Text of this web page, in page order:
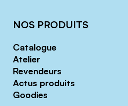
NOS PRODUITS
Catalogue
Atelier
Revendeurs
Actus produits
Goodies